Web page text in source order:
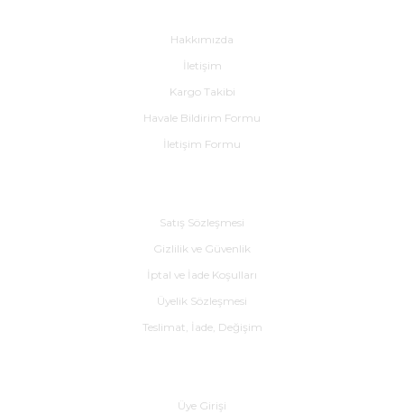
Hakkımızda
İletişim
Kargo Takibi
Havale Bildirim Formu
İletişim Formu
Satış Sözleşmesi
Gizlilik ve Güvenlik
İptal ve İade Koşulları
Üyelik Sözleşmesi
Teslimat, İade, Değişim
Üye Girişi